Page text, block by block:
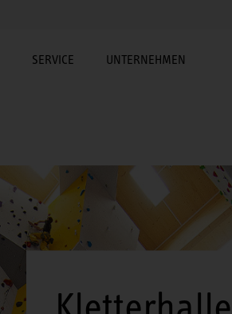
SERVICE UNTERNEHMEN